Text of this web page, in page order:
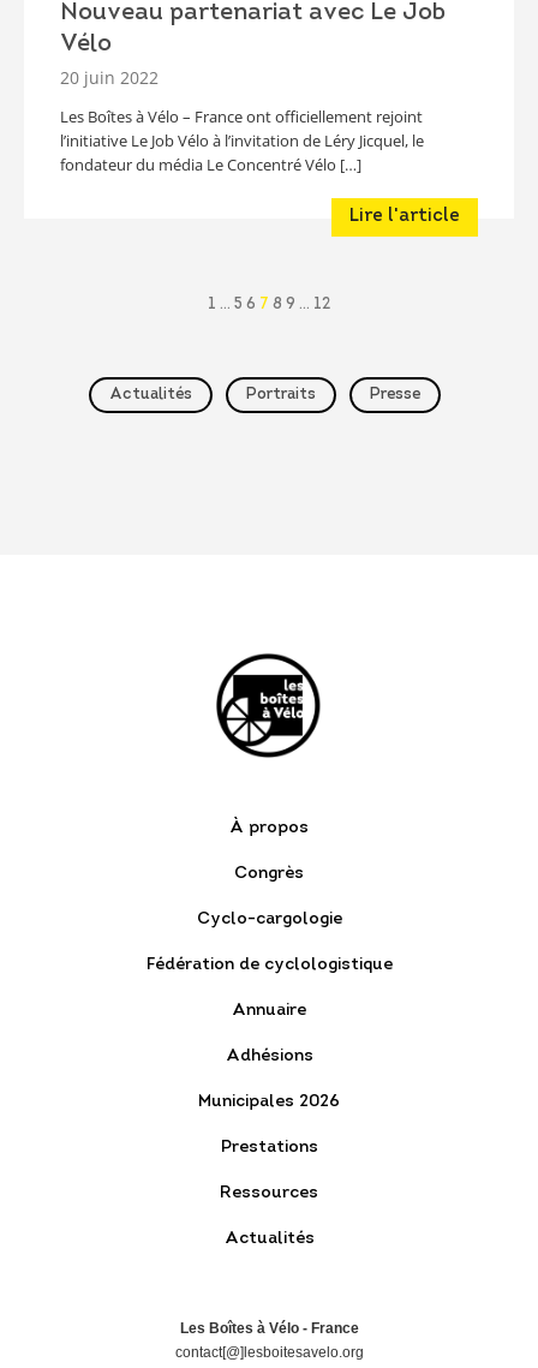
Nouveau partenariat avec Le Job
Vélo
20 juin 2022
Les Boîtes à Vélo – France ont officiellement rejoint
l’initiative Le Job Vélo à l’invitation de Léry Jicquel, le
fondateur du média Le Concentré Vélo […]
Lire l'article
1 … 5 6 7 8 9 … 12
Actualités Portraits Presse
À propos
Congrès
Cyclo-cargologie
Fédération de cyclologistique
Annuaire
Adhésions
Municipales 2026
Prestations
Ressources
Actualités
Les Boîtes à Vélo - France
contact[@]lesboitesavelo.org